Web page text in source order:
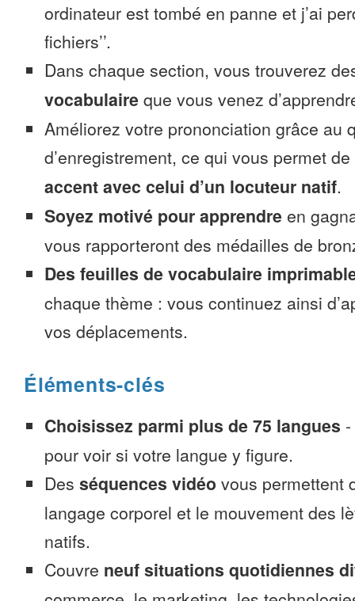
ordinateur est tombé en panne et j’ai
fichiers’’.
Dans chaque section, vous trouverez
vocabulaire que vous venez
Améliorez votre prononciation grâce au
d’enregistrement, ce qui vous permet de
accent avec celui d’un locuteur natif.
Soyez motivé pour apprendre en
vous rapporteront des médailles de
Des feuilles de vocabulaire
chaque thème : vous continuez ainsi
vos déplacements.
Éléments-clés
Choisissez parmi plus de 75 langues -
pour voir si votre langue y figure.
Des séquences vidéo vous permettent
langage corporel et le mouvement des
natifs.
Couvre neuf situations quotidiennes